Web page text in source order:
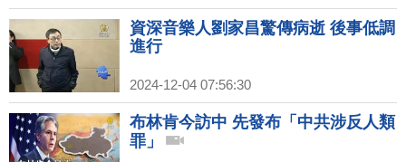
資深音樂人劉家昌驚傳病逝 後事低調
進行
2024-12-04 07:56:30
布林肯今訪中 先發布「中共涉反人類
罪」